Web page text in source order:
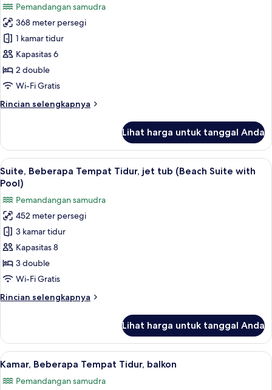
King,
jet
tub
(Water
Villa
untuk
Kamar,
2
Tempat
Tidur
Double,
tub
Pavilion)
Pemandangan samudra
368 meter persegi
1 kamar tidur
Kapasitas 6
2 double
Wi-Fi Gratis
Rincian selengkapnya
Rincian
Kamar,
Tempat
Tidur
Double,
jet
tub
(Rangali
Ocean
Pavilion)
Lihat harga untuk tanggal Anda
Lihat
semua
foto
untuk
Suite,
Beberapa
Tempat
Tidur,
jet
(Beach
Pool)
Suite, Beberapa Tempat Tidur, jet
7
Suite, Beberapa Tempat Tidur, jet tub (Beach Suite with
Pool)
Pemandangan samudra
452 meter persegi
3 kamar tidur
Kapasitas 8
3 double
Wi-Fi Gratis
Rincian selengkapnya
Rincian
Suite,
Beberapa
Tempat
jet
Lihat harga untuk tanggal Anda
Lihat
semua
foto
Kamar, Beberapa Tempat Tidur,
14
Kamar, Beberapa Tempat Tidur, balkon
Pemandangan samudra